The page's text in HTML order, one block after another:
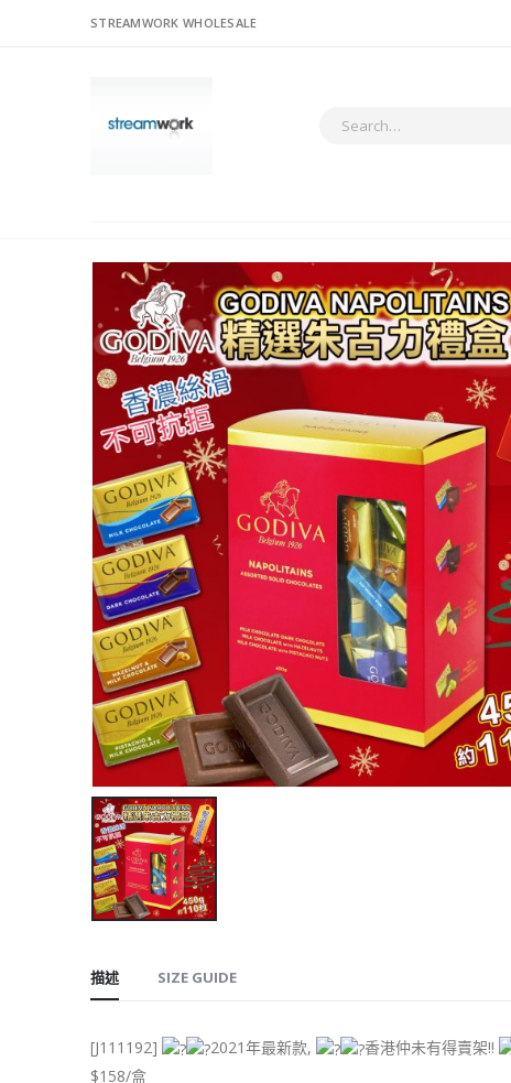
STREAMWORK WHOLESALE
描述 SIZE GUIDE
[J111192] 2021年最新款, 香港仲未有得賣架!!
$158/盒